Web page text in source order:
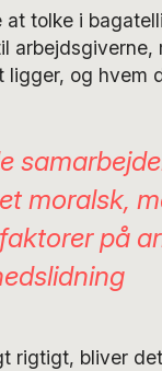
tolke i
og hvem
moralsk,
på
rigtigt, bliver